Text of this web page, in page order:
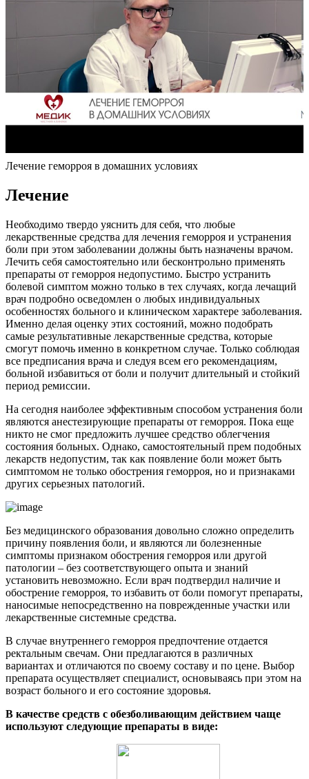
Лечение геморроя в домашних условиях
Лечение
Необходимо твердо уяснить для себя, что любые
лекарственные средства для лечения геморроя и устранения
боли при этом заболевании должны быть назначены врачом.
Лечить себя самостоятельно или бесконтрольно применять
препараты от геморроя недопустимо. Быстро устранить
болевой симптом можно только в тех случаях, когда лечащий
врач подробно осведомлен о любых индивидуальных
особенностях больного и клиническом характере заболевания.
Именно делая оценку этих состояний, можно подобрать
самые результативные лекарственные средства, которые
смогут помочь именно в конкретном случае. Только соблюдая
все предписания врача и следуя всем его рекомендациям,
больной избавиться от боли и получит длительный и стойкий
период ремиссии.
На сегодня наиболее эффективным способом устранения боли
являются анестезирующие препараты от геморроя. Пока еще
никто не смог предложить лучшее средство облегчения
состояния больных. Однако, самостоятельный прем подобных
лекарств недопустим, так как появление боли может быть
симптомом не только обострения геморроя, но и признаками
других серьезных патологий.
Без медицинского образования довольно сложно определить
причину появления боли, и являются ли болезненные
симптомы признаком обострения геморроя или другой
патологии – без соответствующего опыта и знаний
установить невозможно. Если врач подтвердил наличие и
обострение геморроя, то избавить от боли помогут препараты,
наносимые непосредственно на поврежденные участки или
лекарственные системные средства.
В случае внутреннего геморроя предпочтение отдается
ректальным свечам. Они предлагаются в различных
вариантах и отличаются по своему составу и по цене. Выбор
препарата осуществляет специалист, основываясь при этом на
возраст больного и его состояние здоровья.
В качестве средств с обезболивающим действием чаще
используют следующие препараты в виде: